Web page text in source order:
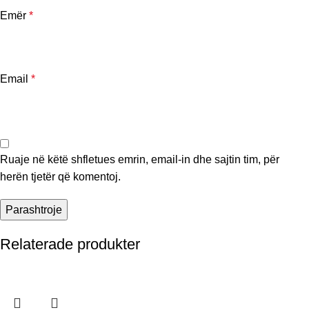
Emër *
Email *
Ruaje në këtë shfletues emrin, email-in dhe sajtin tim, për
herën tjetër që komentoj.
Relaterade produkter